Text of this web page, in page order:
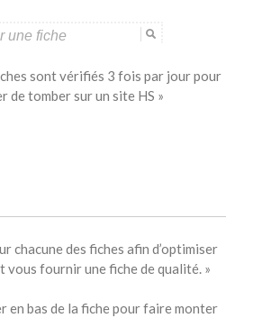
sont vérifiés 3 fois par jour pour
de tomber sur un site HS »
chacune des fiches afin d’optimiser
vous fournir une fiche de qualité. »
en bas de la fiche pour faire monter